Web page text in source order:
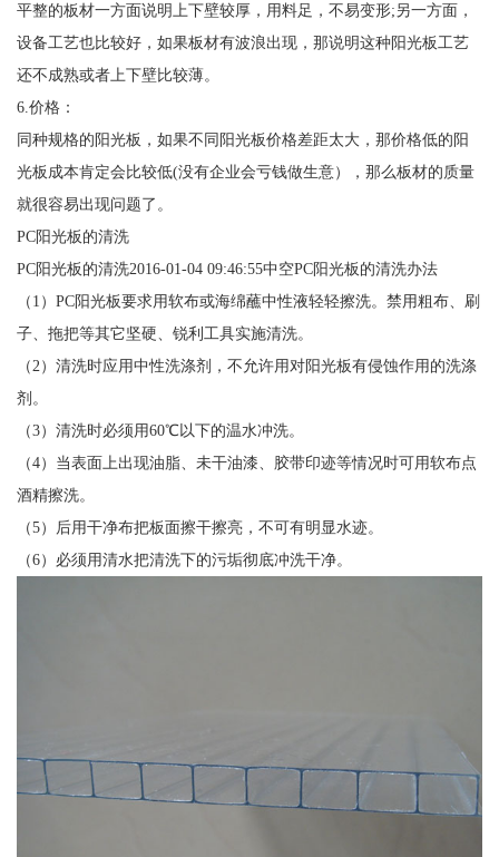
平整的板材一方面说明上下壁较厚，用料足，不易变形;另一方面，
设备工艺也比较好，如果板材有波浪出现，那说明这种阳光板工艺
还不成熟或者上下壁比较薄。
6.价格：
同种规格的阳光板，如果不同阳光板价格差距太大，那价格低的阳
光板成本肯定会比较低(没有企业会亏钱做生意），那么板材的质量
就很容易出现问题了。
PC阳光板的清洗
PC阳光板的清洗2016-01-04 09:46:55中空PC阳光板的清洗办法
（1）PC阳光板要求用软布或海绵蘸中性液轻轻擦洗。禁用粗布、刷
子、拖把等其它坚硬、锐利工具实施清洗。
（2）清洗时应用中性洗涤剂，不允许用对阳光板有侵蚀作用的洗涤
剂。
（3）清洗时必须用60℃以下的温水冲洗。
（4）当表面上出现油脂、未干油漆、胶带印迹等情况时可用软布点
酒精擦洗。
（5）后用干净布把板面擦干擦亮，不可有明显水迹。
（6）必须用清水把清洗下的污垢彻底冲洗干净。